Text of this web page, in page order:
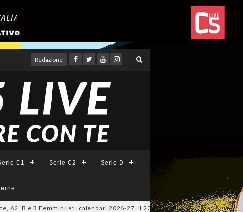
Redazione
C1 Serie C2 Serie D
B e B Femminile: i calendari 2026-27. Il 20 agosto la presentazione della Serie